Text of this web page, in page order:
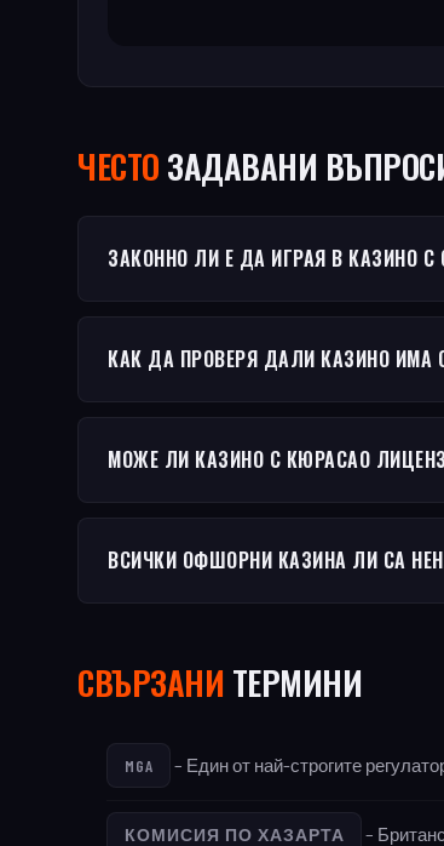
ЧЕСТO ЗАДАВАНИ
ЗАКОННО ЛИ Е ДА ИГРАЯ В КАЗИНО
КАК ДА ПРОВЕРЯ ДАЛИ КАЗИНО ИМА
МОЖЕ ЛИ КАЗИНО С КЮРАСАО
ВСИЧКИ ОФШОРНИ КАЗИНА ЛИ СА
СВЪРЗАНИ ТЕРМИНИ
MGA – Един от най-строгите
КОМИСИЯ ПО ХАЗАРТА –